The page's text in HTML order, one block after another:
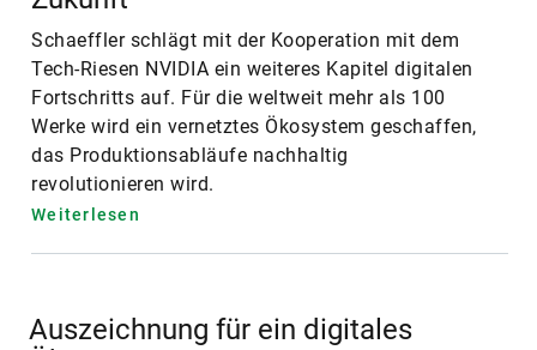
Schaeffler schlägt mit der Kooperation mit dem
Tech-Riesen NVIDIA ein weiteres Kapitel digitalen
Fortschritts auf. Für die weltweit mehr als 100
Werke wird ein vernetztes Ökosystem geschaffen,
das Produktionsabläufe nachhaltig
revolutionieren wird.
Weiterlesen
Auszeichnung für ein digitales